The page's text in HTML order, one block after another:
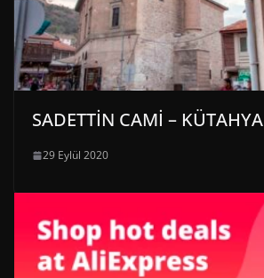
SADETTİN CAMİ – KÜTAHYA
29 Eylül 2020